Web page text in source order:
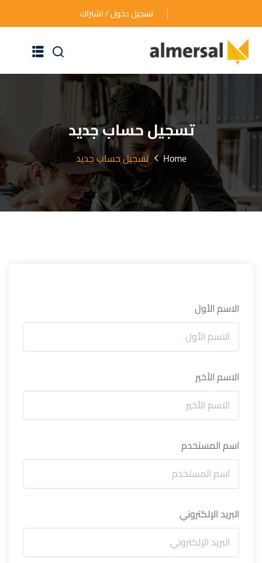
تسجيل دخول / اشتراك
الرئيسية
عن الأكاديمية
دوراتنا التدريبية
الأسئلة المتكررة
اتصل بنا
تسجيل حساب جديد
Home تسجيل حساب جديد
الاسم الأول
الاسم الأخير
اسم المستخدم
البريد الإلكتروني